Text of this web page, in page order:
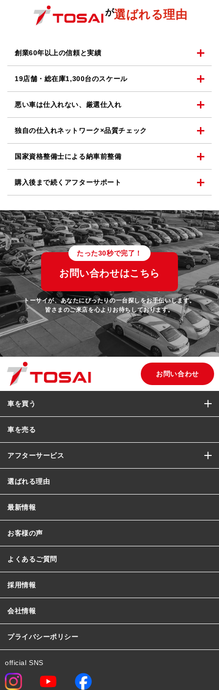
が選ばれる理由
創業60年以上の信頼と実績
19店舗・総在庫1,300台のスケール
悪い車は仕入れない、 厳選仕入れ
独自の仕入れネットワーク×品質チェック
国家資格整備士による納車前整備
購入後まで続く アフターサポート
たった30秒で完了！
お問い合わせはこちら
トーサイが、あなたにぴったりの一台探しをお手伝いします。
皆さまのご来店を心よりお待ちしております。
お問い合わせ
車を買う
車を売る
アフターサービス
選ばれる理由
最新情報
お客様の声
よくあるご質問
採用情報
会社情報
プライバシーポリシー
official SNS